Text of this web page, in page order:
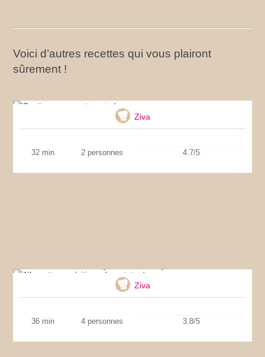
Voici d’autres recettes qui vous plairont
sûrement !
Ziva
32 min 2 personnes 4.7/5
Ziva
36 min 4 personnes 3.8/5